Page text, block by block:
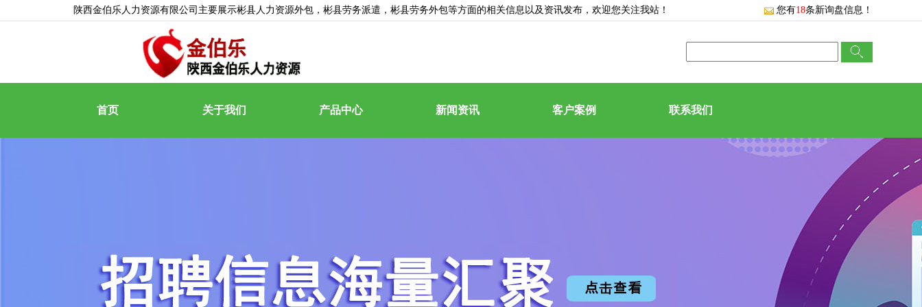
陕西金伯乐人力资源有限公司主要展示彬县人力资源外包 ，彬县劳务派遣，彬县劳务外包等方面的相关信息以及资讯发布，欢迎您关注我站！ 您有18条新询盘信息！
首页 关于我们 产品中心 新闻资讯 客户案例 联系我们